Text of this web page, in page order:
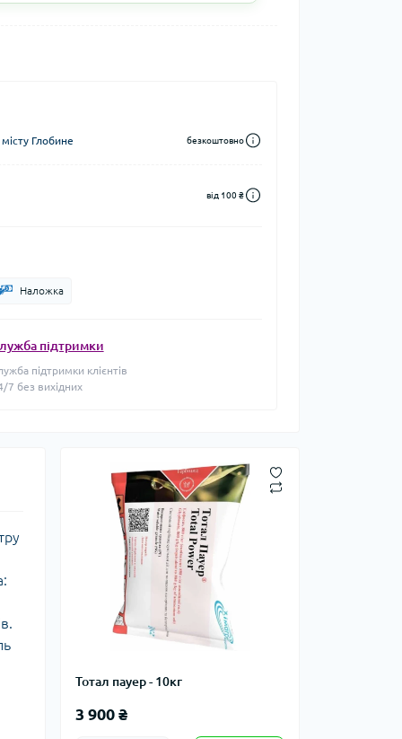
Глобине безкоштовно
від 100 ₴
Наложка
підтримки
підтримки клієнтів
7 без вихідних
Тотал пауер - 10кг
3 900 ₴